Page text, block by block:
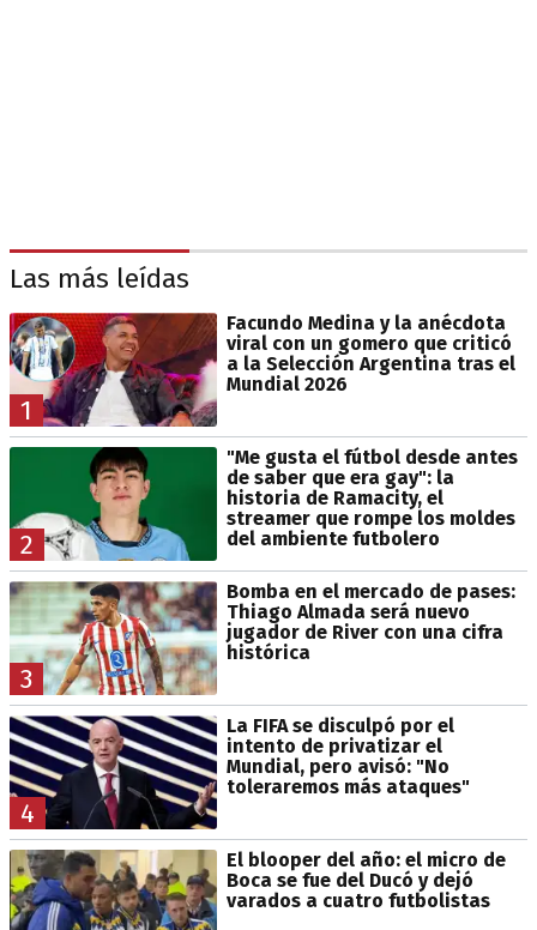
Las más leídas
1
Facundo Medina y la anécdota
viral con un gomero que criticó
a la Selección Argentina tras el
Mundial 2026
2
"Me gusta el fútbol desde antes
de saber que era gay": la
historia de Ramacity, el
streamer que rompe los moldes
del ambiente futbolero
3
Bomba en el mercado de pases:
Thiago Almada será nuevo
jugador de River con una cifra
histórica
4
La FIFA se disculpó por el
intento de privatizar el
Mundial, pero avisó: "No
toleraremos más ataques"
El blooper del año: el micro de
Boca se fue del Ducó y dejó
varados a cuatro futbolistas